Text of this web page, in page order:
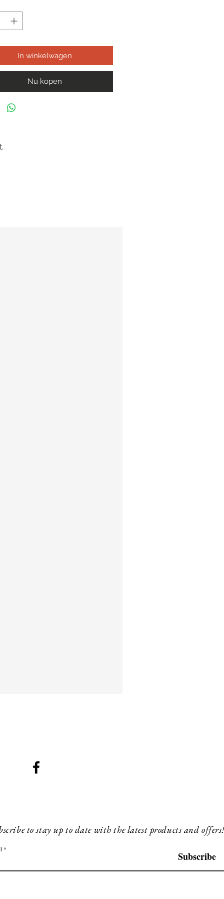
In winkelwagen
Nu kopen
SMG 042 black with
Prijs
£ 260,00
to stay up to date with the latest products and
Subscribe